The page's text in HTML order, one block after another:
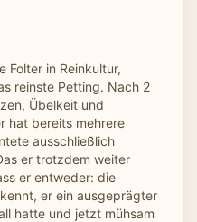
Folter in Reinkultur,
reinste Petting. Nach 2
Übelkeit und
hat bereits mehrere
ausschließlich
er trotzdem weiter
er entweder: die
er ein ausgeprägter
hatte und jetzt mühsam